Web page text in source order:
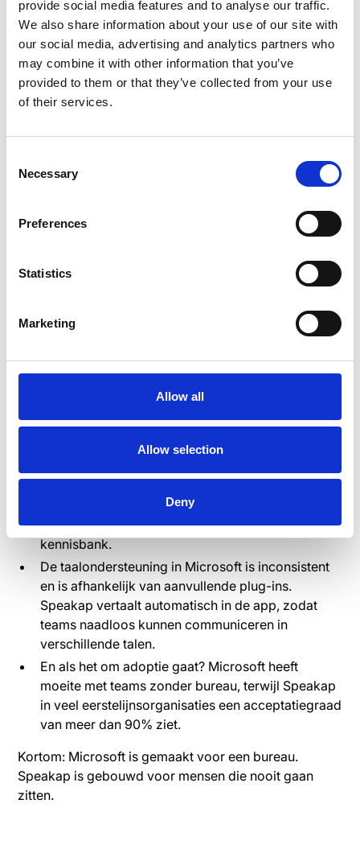
provide social media features and to analyse our traffic.
We also share information about your use of our site with
our social media, advertising and analytics partners who
may combine it with other information that you’ve
provided to them or that they’ve collected from your use
of their services.
Selection
Necessary
Preferences
Statistics
Marketing
Allow all
Allow selection
Deny
voor de frontlinie
Dit is wat een speciaal ontwikkelde communicatie-
app zoals Speakap anders doet — en waarom dat
belangrijk is:
configuratie voordat iemand zich zelfs maar kan
aanmelden. Speakap maakt het direct mogelijk:
bent binnen twee minuten binnen.
aanpassing van de desktoptools. Speakap is
mobiel-native, speciaal ontwikkeld voor mensen
De communicatie in Microsoft 365 is verspreid
bewaart alles in één feed, zodat er niets verloren
Voor taakbeheer vertrouwt Microsoft op externe
apps zoals Planner of Shifts. Speakap heeft een
ingebouwd taakbeheer dat vanaf dag één klaar is
navigeren op een rommelig SharePoint-intranet.
Speakap biedt een schone, eenvoudige
kennisbank.
De taalondersteuning in Microsoft is inconsistent
en is afhankelijk van aanvullende plug-ins.
Speakap vertaalt automatisch in de app, zodat
teams naadloos kunnen communiceren in
verschillende talen.
En als het om adoptie gaat? Microsoft heeft
moeite met teams zonder bureau, terwijl Speakap
in veel eerstelijnsorganisaties een acceptatiegraad
van meer dan 90% ziet.
Kortom: Microsoft is gemaakt voor een bureau.
Speakap is gebouwd voor mensen die nooit gaan
zitten.